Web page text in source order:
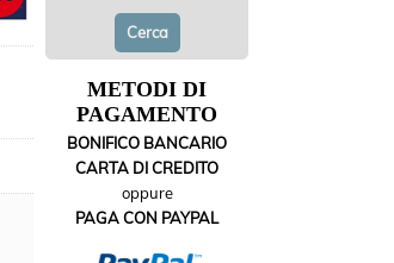
METODI DI
PAGAMENTO
BONIFICO BANCARIO
CARTA DI CREDITO
oppure
PAGA CON PAYPAL